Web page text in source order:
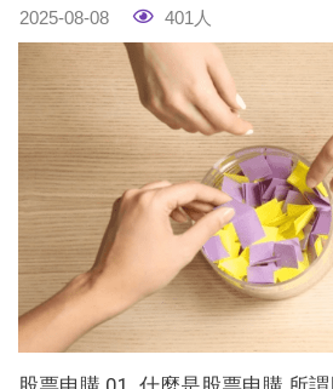
2025-08-08 401人